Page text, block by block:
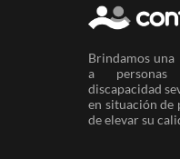
Brindamos
a
discapacidad
en situación de
de elevar su